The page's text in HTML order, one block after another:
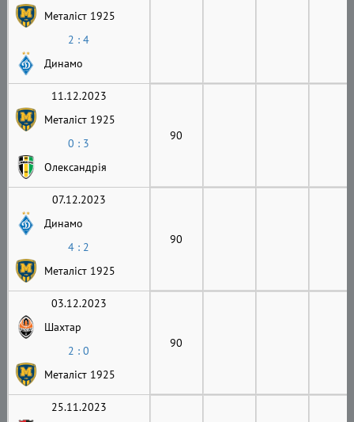
Металіст 1925
2 : 4
Динамо
11.12.2023
Металіст 1925
0 : 3
Олександрія
90
07.12.2023
Динамо
4 : 2
Металіст 1925
90
03.12.2023
Шахтар
2 : 0
Металіст 1925
90
25.11.2023